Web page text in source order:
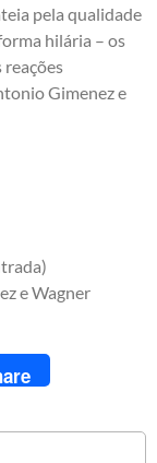
pela qualidade
hilária – os
reações
Gimenez e
e Wagner